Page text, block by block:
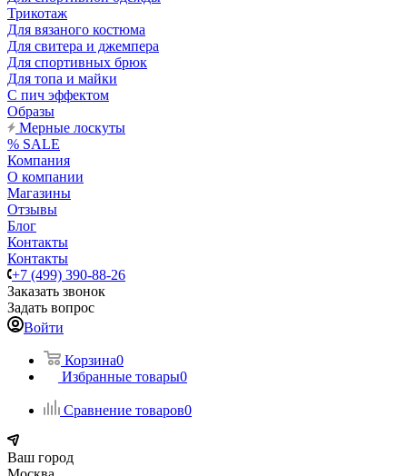
Трикотаж
Для вязаного костюма
Для свитера и джемпера
Для спортивных брюк
Для топа и майки
С пич эффектом
Образы
Мерные лоскуты
% SALE
Компания
О компании
Магазины
Отзывы
Блог
Контакты
Контакты
+7 (499) 390-88-26
Заказать звонок
Задать вопрос
Войти
Корзина0
Избранные товары0
Сравнение товаров0
Ваш город